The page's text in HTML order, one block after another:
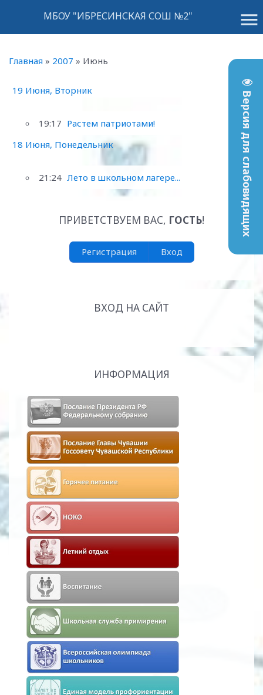
Версия для слабовидящих
menu
МБОУ "ИБРЕСИНСКАЯ СОШ №2"
Главная » 2007 » Июнь
19 Июня, Вторник
19:17 Растем патриотами!
18 Июня, Понедельник
21:24 Лето в школьном лагере...
ПРИВЕТСТВУЕМ ВАС, ГОСТЬ!
Регистрация Вход
ВХОД НА САЙТ
ИНФОРМАЦИЯ